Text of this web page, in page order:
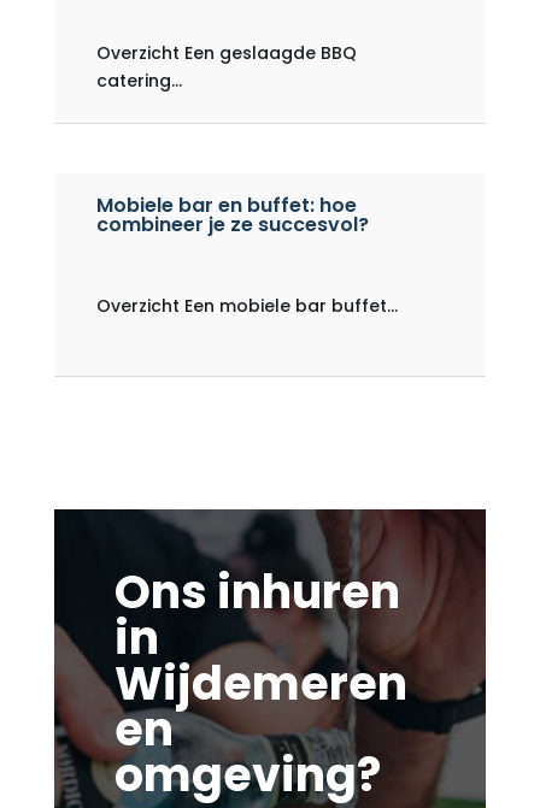
Overzicht Een geslaagde BBQ
catering...
Mobiele bar en buffet: hoe
combineer je ze succesvol?
Overzicht Een mobiele bar buffet...
Ons inhuren
in
Wijdemeren
en
omgeving?